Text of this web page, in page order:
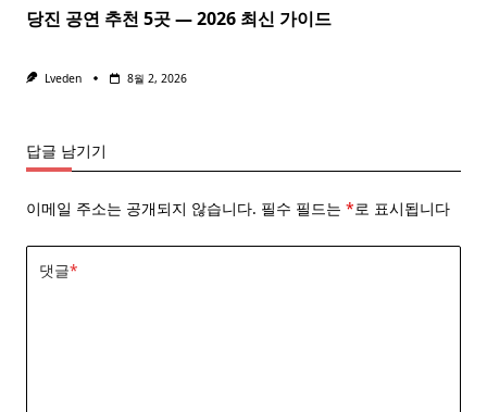
당진 공연 추천 5곳 — 2026 최신 가이드
Lveden 8월 2, 2026
답글 남기기
이메일 주소는 공개되지 않습니다. 필수 필드는 *로 표시됩니다
댓글*